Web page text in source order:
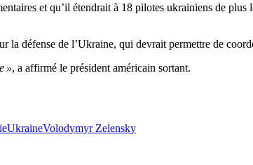
et qu’il étendrait à 18 pilotes ukrainiens de
défense de l’Ukraine, qui devrait permettre de
», a affirmé le président américain sortant.
UkraineVolodymyr Zelensky